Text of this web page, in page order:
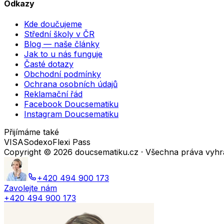
Odkazy
Kde doučujeme
Střední školy v ČR
Blog — naše články
Jak to u nás funguje
Časté dotazy
Obchodní podmínky
Ochrana osobních údajů
Reklamační řád
Facebook Doucsematiku
Instagram Doucsematiku
Přijímáme také
VISASodexoFlexi Pass
Copyright © 2026 doucsematiku.cz · Všechna práva
+420 494 900 173
Zavolejte nám
+420 494 900 173